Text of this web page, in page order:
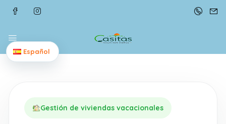
Español
Gestión de viviendas vacacionales